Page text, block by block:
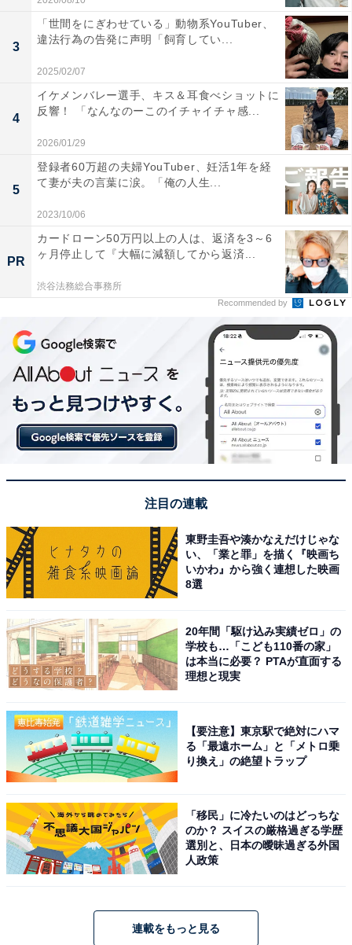
3
「世間をにぎわせている」動物系YouTuber、
違法行為の告発に声明「飼育してい...
2025/02/07
4
イケメンバレー選手、キス＆耳食べショットに
反響！ 「なんなのーこのイチャイチャ感...
2026/01/29
5
登録者60万超の夫婦YouTuber、妊活1年を経
て妻が夫の言葉に涙。「俺の人生...
2023/10/06
PR
カードローン50万円以上の人は、返済を3～6
ヶ月停止して『大幅に減額してから返済...
渋谷法務総合事務所
Recommended by
注目の連載
東野圭吾や湊かなえだけじゃな
い、「業と罪」を描く『映画ち
いかわ』から強く連想した映画
8選
20年間「駆け込み実績ゼロ」の
学校も…「こども110番の家」
は本当に必要？ PTAが直面する
理想と現実
【要注意】東京駅で絶対にハマ
る「最遠ホーム」と「メトロ乗
り換え」の絶望トラップ
「移民」に冷たいのはどっちな
のか？ スイスの厳格過ぎる学歴
選別と、日本の曖昧過ぎる外国
人政策
連載をもっと見る